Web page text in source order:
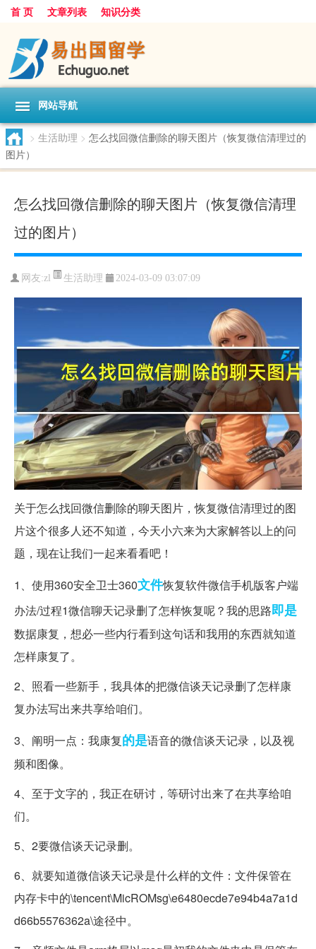
首 页 文章列表 知识分类
网站导航
> 生活助理 > 怎么找回微信删除的聊天图片（恢复微信清理过的
图片）
怎么找回微信删除的聊天图片（恢复微信清理
过的图片）
网友:zl 生活助理 2024-03-09 03:07:09
关于怎么找回微信删除的聊天图片，恢复微信清理过的图
片这个很多人还不知道，今天小六来为大家解答以上的问
题，现在让我们一起来看看吧！
1、使用360安全卫士360文件恢复软件微信手机版客户端
办法/过程1微信聊天记录删了怎样恢复呢？我的思路即是
数据康复，想必一些内行看到这句话和我用的东西就知道
怎样康复了。
2、照看一些新手，我具体的把微信谈天记录删了怎样康
复办法写出来共享给咱们。
3、阐明一点：我康复的是语音的微信谈天记录，以及视
频和图像。
4、至于文字的，我正在研讨，等研讨出来了在共享给咱
们。
5、2要微信谈天记录删。
6、就要知道微信谈天记录是什么样的文件：文件保管在
内存卡中的\tencent\MicROMsg\e6480ecde7e94b4a7a1d
d66b5576362a\途径中。